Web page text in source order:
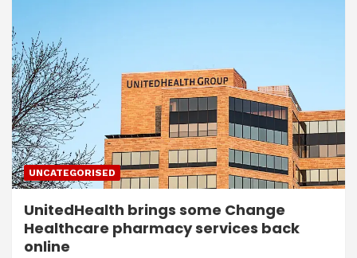
UNCATEGORISED
UnitedHealth brings some Change
Healthcare pharmacy services back
online